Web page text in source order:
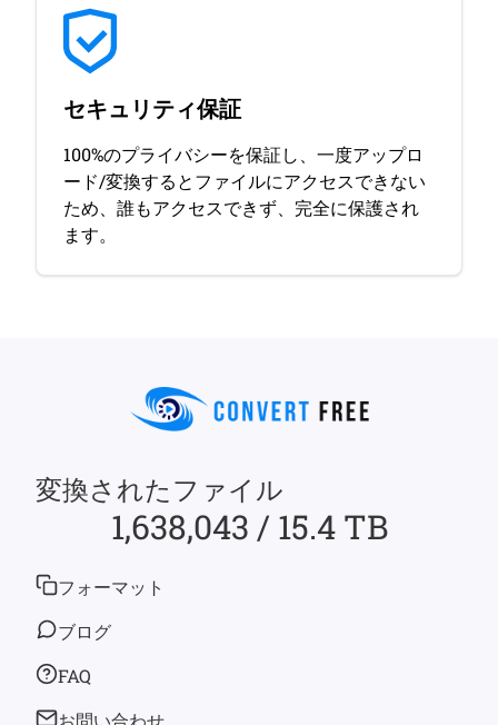
セキュリティ保証
100%のプライバシーを保証し、一度アップロ
ード/変換するとファイルにアクセスできない
ため、誰もアクセスできず、完全に保護され
ます。
変換されたファイル
1,638,043 / 15.4 TB
フォーマット
ブログ
FAQ
お問い合わせ